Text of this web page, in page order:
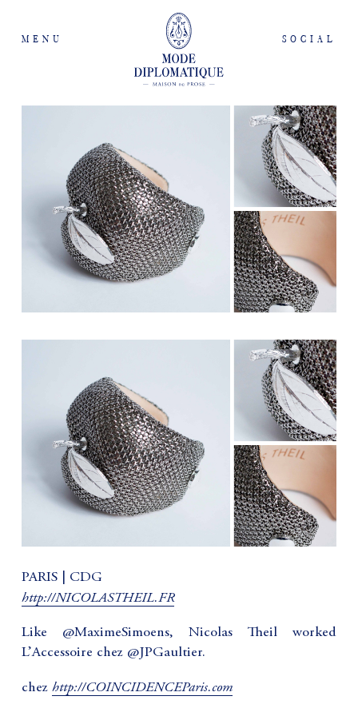
MENU SOCIAL
PARIS | CDG
http://NICOLASTHEIL.FR
Like @MaximeSimoens, Nicolas Theil worked
L’Accessoire chez @JPGaultier.
chez http://COINCIDENCEParis.com